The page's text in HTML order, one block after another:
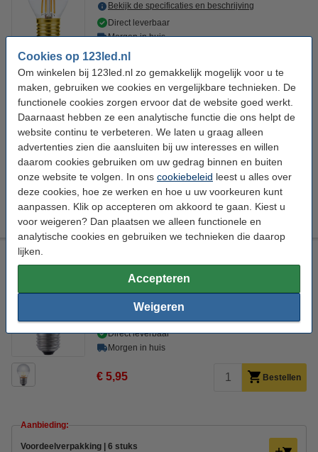
Cookies op 123led.nl
Om winkelen bij 123led.nl zo gemakkelijk mogelijk voor u te
maken, gebruiken we cookies en vergelijkbare technieken. De
functionele cookies zorgen ervoor dat de website goed werkt.
Daarnaast hebben ze een analytische functie die ons helpt de
website continu te verbeteren. We laten u graag alleen
advertenties zien die aansluiten bij uw interesses en willen
daarom cookies gebruiken om uw gedrag binnen en buiten
onze website te volgen. In ons cookiebeleid leest u alles over
deze cookies, hoe ze werken en hoe u uw voorkeuren kunt
aanpassen. Klik op accepteren om akkoord te gaan. Kiest u
voor weigeren? Dan plaatsen we alleen functionele en
analytische cookies en gebruiken we technieken die daarop
lijken.
Accepteren
Weigeren
Bekijk de specificaties en beschrijving
Direct leverbaar
Morgen in huis
Aanbieding:
Voordeelverpakking | 6 stuks
€ 34,50
Bestel mee:
Led dimmer 0-100W | 123led huismerk
€ 19,95 € 17,96
123led LED lamp E27 | Kogel G45 | Kopspiegel | Zilver |
2500K | Dimbaar | 4W (32W)
Direct leverbaar
Morgen in huis
€ 5,95 Bestellen
Aanbieding:
Voordeelverpakking | 6 stuks